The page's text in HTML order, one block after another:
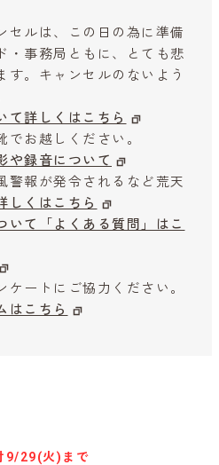
セルは、この日の為に準備
・事務局ともに、とても悲
す。キャンセルのないよう
て詳しくはこちら
お越しください。
や録音について
警報が発令されるなど荒天
しくはこちら
いて「よくある質問」はこ
ケートにご協力ください。
はこちら
9/29(火)まで